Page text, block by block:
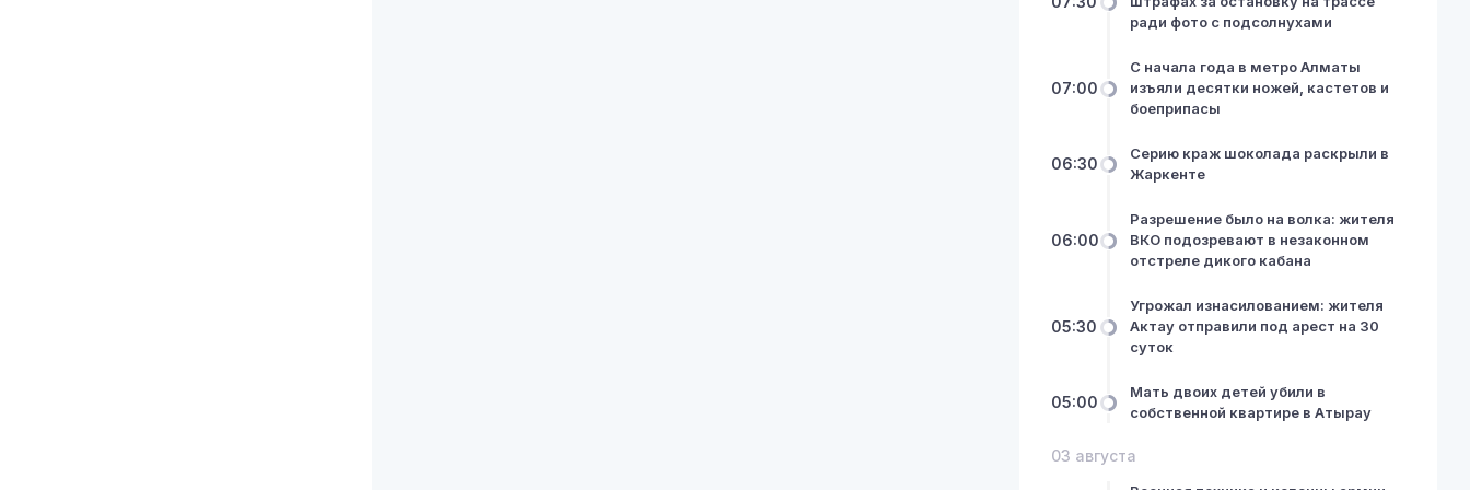
ради фото с подсолнухами
07:00
С начала года в метро Алматы
изъяли десятки ножей, кастетов и
боеприпасы
06:30
Серию краж шоколада раскрыли в
Жаркенте
06:00
Разрешение было на волка: жителя
ВКО подозревают в незаконном
отстреле дикого кабана
05:30
Угрожал изнасилованием: жителя
Актау отправили под арест на 30
суток
05:00
Мать двоих детей убили в
собственной квартире в Атырау
03 августа